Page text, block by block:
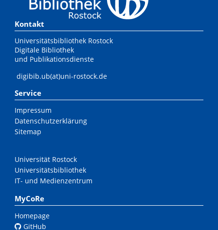
Kontakt
Universitätsbibliothek Rostock
Digitale Bibliothek
und Publikationsdienste
digibib.ub(at)uni-rostock.de
Service
Impressum
Datenschutzerklärung
Sitemap
Universität Rostock
Universitätsbibliothek
IT- und Medienzentrum
MyCoRe
Homepage
GitHub